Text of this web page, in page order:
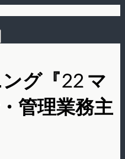
グ『22 マ
管理業務主